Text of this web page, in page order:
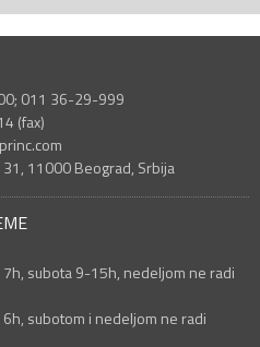
011 36-29-999
(fax)
31, 11000 Beograd, Srbija
subota 9-15h, nedeljom ne radi
subotom i nedeljom ne radi